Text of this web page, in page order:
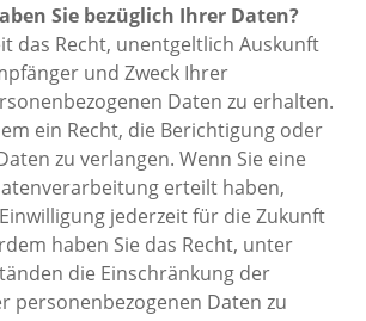
Sie bezüglich Ihrer Daten?
das Recht, unentgeltlich Auskunft
und Zweck Ihrer
Daten zu erhalten.
ein Recht, die Berichtigung oder
zu verlangen. Wenn Sie eine
erteilt haben,
jederzeit für die Zukunft
haben Sie das Recht, unter
die Einschränkung der
personenbezogenen Daten zu